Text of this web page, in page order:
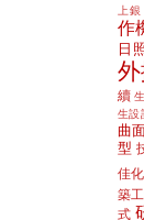
上
作
日
續
生設
曲
型
佳化
築
式